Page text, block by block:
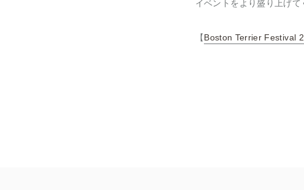
イベントをより盛り上げ
【Boston Terrier Festival